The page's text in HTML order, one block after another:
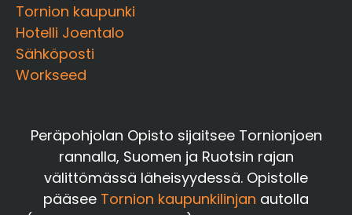
Tornion kaupunki
Hotelli Joentalo
Sähköposti
Workseed
Peräpohjolan Opisto sijaitsee Tornionjoen
rannalla, Suomen ja Ruotsin rajan
välittömässä läheisyydessä. Opistolle
pääsee Tornion kaupunkilinjan autolla